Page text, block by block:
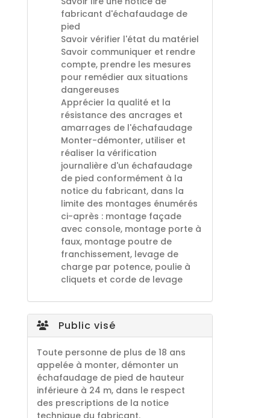
fabricant d'échafaudage de
pied
Savoir vérifier l'état du matériel
Savoir communiquer et rendre
compte, prendre les mesures
pour remédier aux situations
dangereuses
Apprécier la qualité et la
résistance des ancrages et
amarrages de l'échafaudage
Monter-démonter, utiliser et
réaliser la vérification
journalière d'un échafaudage
de pied conformément à la
notice du fabricant, dans la
limite des montages énumérés
ci-après : montage façade
avec console, montage porte à
faux, montage poutre de
franchissement, levage de
charge par potence, poulie à
cliquets et corde de levage
Public visé
Toute personne de plus de 18 ans
appelée à monter, démonter un
échafaudage de pied de hauteur
inférieure à 24 m, dans le respect
des prescriptions de la notice
technique du fabricant.